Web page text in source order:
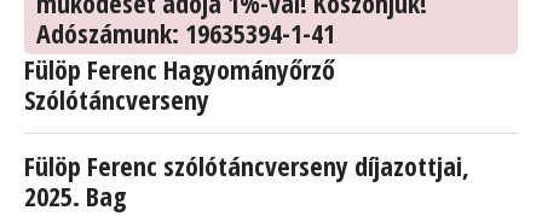
Adószámunk: 19635394-1-41
Fülöp Ferenc Hagyományőrző
Szólótáncverseny
Fülöp Ferenc szólótáncverseny díjazottjai,
2025. Bag